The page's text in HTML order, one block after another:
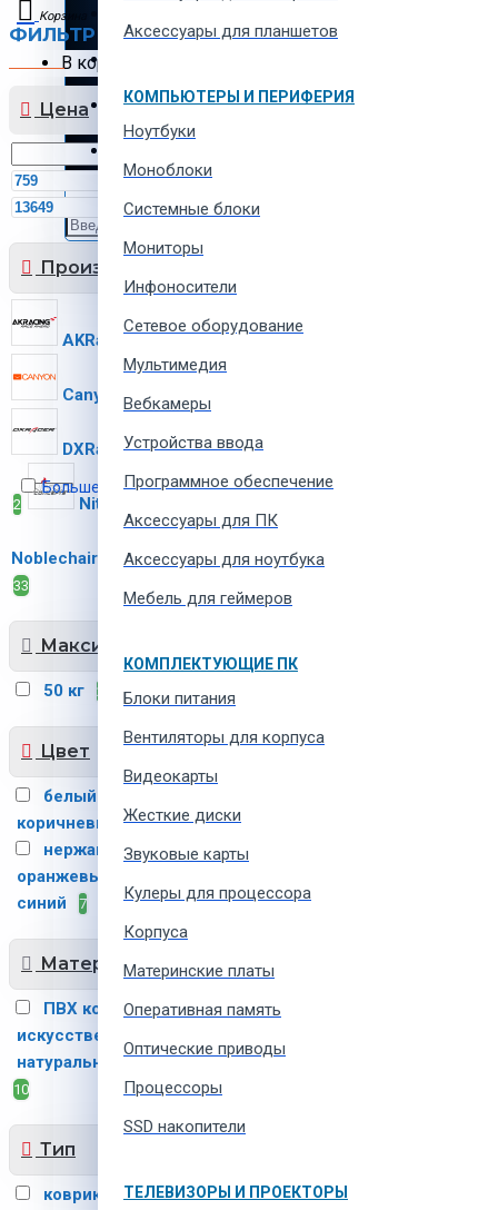
Больше не показывать это сообщение
Спорт товары, отдых и кемпинг
Корзина
В корзине пусто!
Аксессуары для планшетов
КОМПЬЮТЕРЫ И ПЕРИФЕРИЯ
Ноутбуки
Моноблоки
Системные блоки
Мониторы
Инфоносители
Сетевое оборудование
Мультимедия
Вебкамеры
Устройства ввода
Программное обеспечение
Аксессуары для ПК
Аксессуары для ноутбука
Мебель для геймеров
КОМПЛЕКТУЮЩИЕ ПК
Блоки питания
Вентиляторы для корпуса
Видеокарты
Жесткие диски
Звуковые карты
Кулеры для процессора
Корпуса
Материнские платы
Оперативная память
Оптические приводы
Процессоры
SSD накопители
ТЕЛЕВИЗОРЫ И ПРОЕКТОРЫ
ФИЛЬТР Сбросить
Цена
MDL
Производитель
AKRacing Bloody
Canyon 3
DXRacer 2 Gamemax
2 Nitro Concepts
Noblechairs 19 ThunderX3
33
Максимальная нагрузка
50 кг 2 100 кг 1
Цвет
белый
коричневый 1 красный
нержавеющая сталь 1
оранжевый
синий 7 чёрный 57
Материал кресла
ПВХ кожа 6 винил 1
искусственная кожа
натуральная кожа ткань
10
Тип
коврики напольные для